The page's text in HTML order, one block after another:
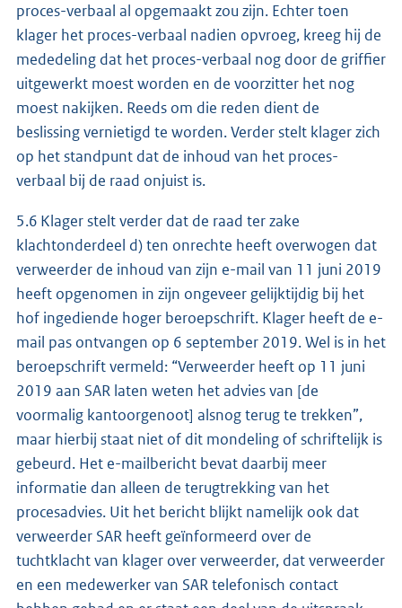
proces-verbaal al opgemaakt zou zijn. Echter toen
klager het proces-verbaal nadien opvroeg, kreeg hij de
mededeling dat het proces-verbaal nog door de griffier
uitgewerkt moest worden en de voorzitter het nog
moest nakijken. Reeds om die reden dient de
beslissing vernietigd te worden. Verder stelt klager zich
op het standpunt dat de inhoud van het proces-
verbaal bij de raad onjuist is.
5.6 Klager stelt verder dat de raad ter zake
klachtonderdeel d) ten onrechte heeft overwogen dat
verweerder de inhoud van zijn e-mail van 11 juni 2019
heeft opgenomen in zijn ongeveer gelijktijdig bij het
hof ingediende hoger beroepschrift. Klager heeft de e-
mail pas ontvangen op 6 september 2019. Wel is in het
beroepschrift vermeld: “Verweerder heeft op 11 juni
2019 aan SAR laten weten het advies van [de
voormalig kantoorgenoot] alsnog terug te trekken”,
maar hierbij staat niet of dit mondeling of schriftelijk is
gebeurd. Het e-mailbericht bevat daarbij meer
informatie dan alleen de terugtrekking van het
procesadvies. Uit het bericht blijkt namelijk ook dat
verweerder SAR heeft geïnformeerd over de
tuchtklacht van klager over verweerder, dat verweerder
en een medewerker van SAR telefonisch contact